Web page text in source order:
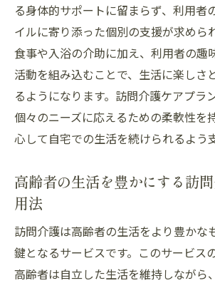
ライフスタイルに寄り添う
性
訪問介護による生活の質向
訪問介護ケアプランによる
の実現
利用者一人ひとりに合わせ
供
訪問介護で描く理想のライフ
心のケアを支える訪問介護
訪問介護によるメンタルサ
る身体的サポートに留まらず、利用者
イルに寄り添った個別の支援が求めら
食事や入浴の介助に加え、利用者の趣
活動を組み込むことで、生活に楽しさ
るようになります。訪問介護ケアプラ
個々のニーズに応えるための柔軟性を
心して自宅での生活を続けられるよう
高齢者の生活を豊かにする訪
用法
訪問介護は高齢者の生活をより豊かな
鍵となるサービスです。このサービス
高齢者は自立した生活を維持しながら